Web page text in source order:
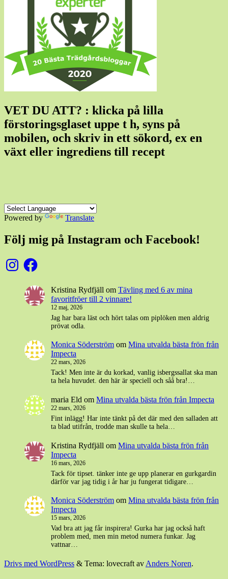
VET DU ATT? : klicka på lilla
förstoringsglaset uppe t h, syns på
mobilen, och skriv in ett sökord, ex en
växt eller ingrediens till recept
Powered by Translate
Följ mig på Instagram och Facebook!
InstagramFacebook
Kristina Rydfjäll om Tävling med 6 av mina
favoritfröer till 2 vinnare!
12 maj, 2026
Jag har bara läst och hört talas om piplöken men aldrig
prövat odla.
Monica Söderström om Mina utvalda bästa frön från
Impecta
22 mars, 2026
Tack! Men inte är du korkad, vanlig isbergssallat ska man
ta hela huvudet. den här är speciell och såå bra!…
maria Eld om Mina utvalda bästa frön från Impecta
22 mars, 2026
Fint inlägg! Har inte tänkt på det där med den salladen att
ta blad utifrån, trodde man skulle ta hela…
Kristina Rydfjäll om Mina utvalda bästa frön från
Impecta
16 mars, 2026
Tack för tipset. tänker inte ge upp planerar en gurkgardin
därför var jag tidig i år har ju fungerat tidigare…
Monica Söderström om Mina utvalda bästa frön från
Impecta
15 mars, 2026
Vad bra att jag får inspirera! Gurka har jag också haft
problem med, men min metod numera funkar. Jag
vattnar…
Drivs med WordPress & Tema: lovecraft av Anders Noren.